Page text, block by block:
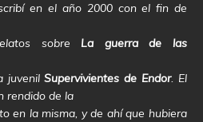
en el año 2000 con el fin de
sobre La guerra de las
juvenilSupervivientes de Endor. El
rendido de la
en la misma, y de ahí que hubiera